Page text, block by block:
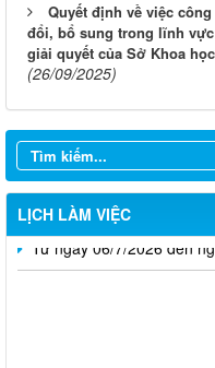
Quyết định về việc
đổi, bổ sung trong lĩnh
giải quyết của Sở Khoa
(26/09/2025)
LỊCH LÀM VIỆC
Từ ngày 03/8/2026 đến
Từ ngày 20/7/2026 đến
Từ ngày 13/7/2026 đến
Từ ngày 06/7/2026 đến